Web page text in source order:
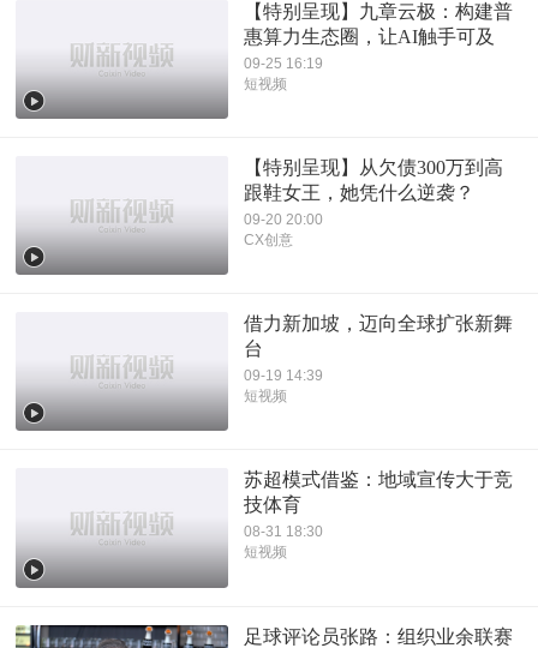
【特别呈现】九章云极：构建普
惠算力生态圈，让AI触手可及
09-25 16:19
短视频
【特别呈现】从欠债300万到高
跟鞋女王，她凭什么逆袭？
09-20 20:00
CX创意
借力新加坡，迈向全球扩张新舞
台
09-19 14:39
短视频
苏超模式借鉴：地域宣传大于竞
技体育
08-31 18:30
短视频
足球评论员张路：组织业余联赛